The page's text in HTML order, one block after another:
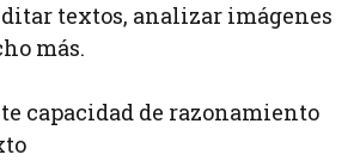
textos, analizar imágenes
más.
capacidad de razonamiento